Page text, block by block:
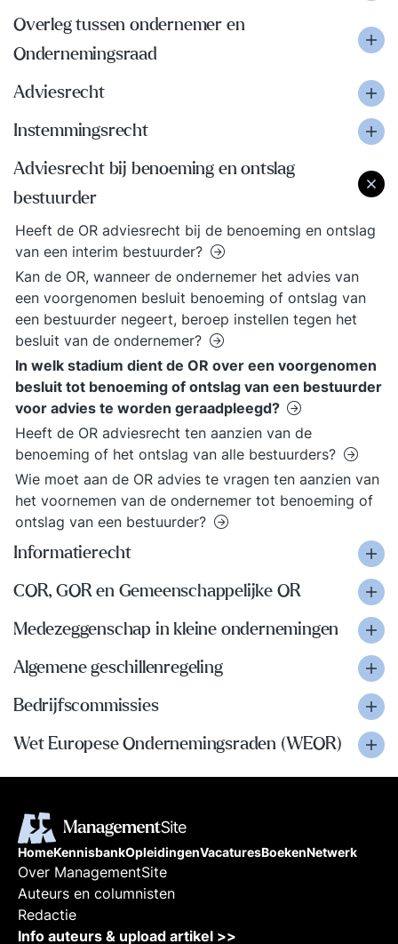
Overleg tussen ondernemer en
Ondernemingsraad
Adviesrecht
Instemmingsrecht
Adviesrecht bij benoeming en ontslag
bestuurder
Heeft de OR adviesrecht bij de benoeming en ontslag
van een interim bestuurder?
Kan de OR, wanneer de ondernemer het advies van
een voorgenomen besluit benoeming of ontslag van
een bestuurder negeert, beroep instellen tegen het
besluit van de ondernemer?
In welk stadium dient de OR over een voorgenomen
besluit tot benoeming of ontslag van een bestuurder
voor advies te worden geraadpleegd?
Heeft de OR adviesrecht ten aanzien van de
benoeming of het ontslag van alle bestuurders?
Wie moet aan de OR advies te vragen ten aanzien van
het voornemen van de ondernemer tot benoeming of
ontslag van een bestuurder?
Informatierecht
COR, GOR en Gemeenschappelijke OR
Medezeggenschap in kleine ondernemingen
Algemene geschillenregeling
Bedrijfscommissies
Wet Europese Ondernemingsraden (WEOR)
HomeKennisbankOpleidingenVacaturesBoekenNetwerk
Over ManagementSite
Auteurs en columnisten
Redactie
Info auteurs & upload artikel >>